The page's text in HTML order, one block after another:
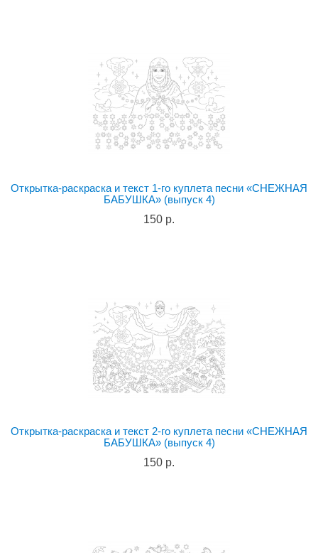
Открытка-раскраска и текст 1-го куплета песни «СНЕЖНАЯ
БАБУШКА» (выпуск 4)
150 р.
Открытка-раскраска и текст 2-го куплета песни «СНЕЖНАЯ
БАБУШКА» (выпуск 4)
150 р.